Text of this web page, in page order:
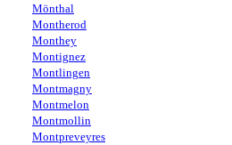
Mönthal
Montherod
Monthey
Montignez
Montlingen
Montmagny
Montmelon
Montmollin
Montpreveyres